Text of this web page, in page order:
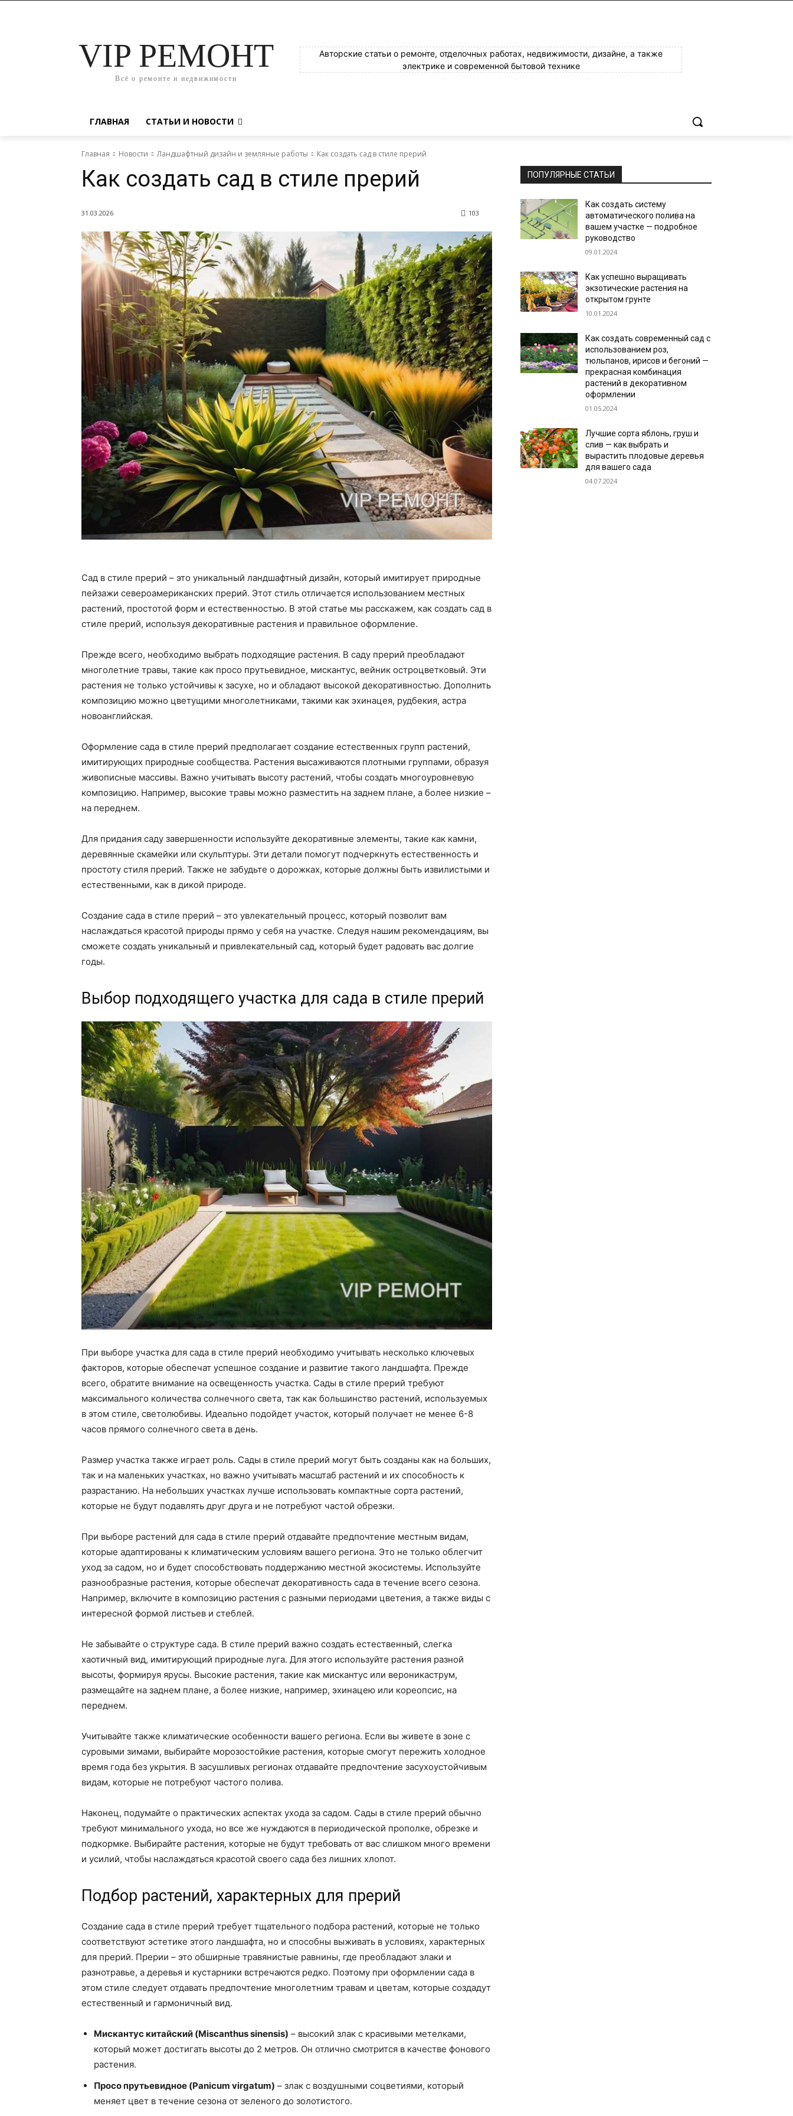
VIP РЕМОНТ
Всё о ремонте и недвижимости
Авторские статьи о ремонте, отделочных работах, недвижимости, дизайне, а также
электрике и современной бытовой технике
ГЛАВНАЯ СТАТЬИ И НОВОСТИ
Главная Новости Ландшафтный дизайн и земляные работы Как создать сад в стиле прерий
Как создать сад в стиле прерий
31.03.2026 103
Сад в стиле прерий – это уникальный ландшафтный дизайн, который имитирует природные
пейзажи североамериканских прерий. Этот стиль отличается использованием местных
растений, простотой форм и естественностью. В этой статье мы расскажем, как создать сад в
стиле прерий, используя декоративные растения и правильное оформление.
Прежде всего, необходимо выбрать подходящие растения. В саду прерий преобладают
многолетние травы, такие как просо прутьевидное, мискантус, вейник остроцветковый. Эти
растения не только устойчивы к засухе, но и обладают высокой декоративностью. Дополнить
композицию можно цветущими многолетниками, такими как эхинацея, рудбекия, астра
новоанглийская.
Оформление сада в стиле прерий предполагает создание естественных групп растений,
имитирующих природные сообщества. Растения высаживаются плотными группами, образуя
живописные массивы. Важно учитывать высоту растений, чтобы создать многоуровневую
композицию. Например, высокие травы можно разместить на заднем плане, а более низкие –
на переднем.
Для придания саду завершенности используйте декоративные элементы, такие как камни,
деревянные скамейки или скульптуры. Эти детали помогут подчеркнуть естественность и
простоту стиля прерий. Также не забудьте о дорожках, которые должны быть извилистыми и
естественными, как в дикой природе.
Создание сада в стиле прерий – это увлекательный процесс, который позволит вам
наслаждаться красотой природы прямо у себя на участке. Следуя нашим рекомендациям, вы
сможете создать уникальный и привлекательный сад, который будет радовать вас долгие
годы.
Выбор подходящего участка для сада в стиле прерий
При выборе участка для сада в стиле прерий необходимо учитывать несколько ключевых
факторов, которые обеспечат успешное создание и развитие такого ландшафта. Прежде
всего, обратите внимание на освещенность участка. Сады в стиле прерий требуют
максимального количества солнечного света, так как большинство растений, используемых
в этом стиле, светолюбивы. Идеально подойдет участок, который получает не менее 6-8
часов прямого солнечного света в день.
Размер участка также играет роль. Сады в стиле прерий могут быть созданы как на больших,
так и на маленьких участках, но важно учитывать масштаб растений и их способность к
разрастанию. На небольших участках лучше использовать компактные сорта растений,
которые не будут подавлять друг друга и не потребуют частой обрезки.
При выборе растений для сада в стиле прерий отдавайте предпочтение местным видам,
которые адаптированы к климатическим условиям вашего региона. Это не только облегчит
уход за садом, но и будет способствовать поддержанию местной экосистемы. Используйте
разнообразные растения, которые обеспечат декоративность сада в течение всего сезона.
Например, включите в композицию растения с разными периодами цветения, а также виды с
интересной формой листьев и стеблей.
Не забывайте о структуре сада. В стиле прерий важно создать естественный, слегка
хаотичный вид, имитирующий природные луга. Для этого используйте растения разной
высоты, формируя ярусы. Высокие растения, такие как мискантус или вероникаструм,
размещайте на заднем плане, а более низкие, например, эхинацею или кореопсис, на
переднем.
Учитывайте также климатические особенности вашего региона. Если вы живете в зоне с
суровыми зимами, выбирайте морозостойкие растения, которые смогут пережить холодное
время года без укрытия. В засушливых регионах отдавайте предпочтение засухоустойчивым
видам, которые не потребуют частого полива.
Наконец, подумайте о практических аспектах ухода за садом. Сады в стиле прерий обычно
требуют минимального ухода, но все же нуждаются в периодической прополке, обрезке и
подкормке. Выбирайте растения, которые не будут требовать от вас слишком много времени
и усилий, чтобы наслаждаться красотой своего сада без лишних хлопот.
Подбор растений, характерных для прерий
Создание сада в стиле прерий требует тщательного подбора растений, которые не только
соответствуют эстетике этого ландшафта, но и способны выживать в условиях, характерных
для прерий. Прерии – это обширные травянистые равнины, где преобладают злаки и
разнотравье, а деревья и кустарники встречаются редко. Поэтому при оформлении сада в
этом стиле следует отдавать предпочтение многолетним травам и цветам, которые создадут
естественный и гармоничный вид.
Мискантус китайский (Miscanthus sinensis) – высокий злак с красивыми метелками,
который может достигать высоты до 2 метров. Он отлично смотрится в качестве фонового
растения.
Просо прутьевидное (Panicum virgatum) – злак с воздушными соцветиями, который
меняет цвет в течение сезона от зеленого до золотистого.
ПОПУЛЯРНЫЕ СТАТЬИ
Как создать систему
автоматического полива на
вашем участке — подробное
руководство
09.01.2024
Как успешно выращивать
экзотические растения на
открытом грунте
10.01.2024
Как создать современный сад с
использованием роз,
тюльпанов, ирисов и бегоний —
прекрасная комбинация
растений в декоративном
оформлении
01.05.2024
Лучшие сорта яблонь, груш и
слив — как выбрать и
вырастить плодовые деревья
для вашего сада
04.07.2024